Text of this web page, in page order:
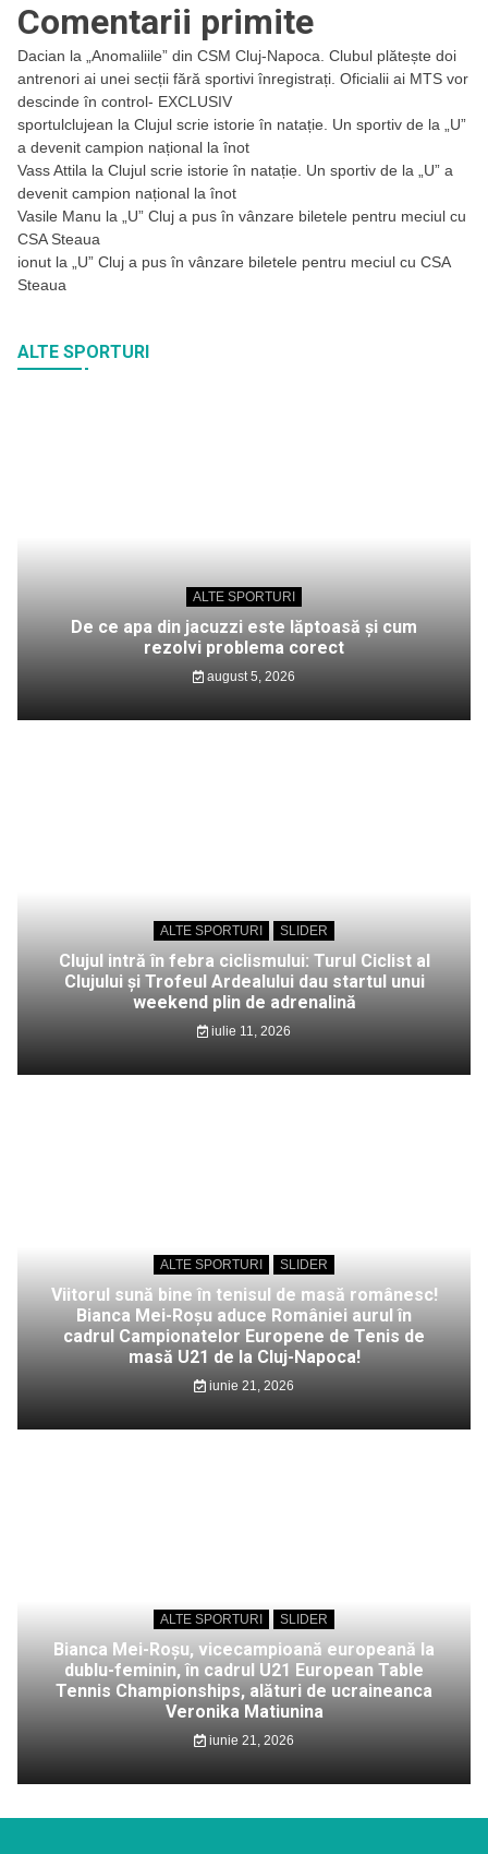
Comentarii primite
Dacian la
„Anomaliile” din CSM Cluj-Napoca. Clubul plătește doi
antrenori ai unei secții fără sportivi înregistrați. Oficialii ai MTS vor
descinde în control- EXCLUSIV
sportulclujean la Clujul scrie istorie în natație. Un sportiv de la „U”
a devenit campion național la înot
Vass Attila la Clujul scrie istorie în natație. Un sportiv de la „U” a
devenit campion național la înot
Vasile Manu la
„U” Cluj a pus în vânzare biletele pentru meciul cu
CSA Steaua
ionut la
„U” Cluj a pus în vânzare biletele pentru meciul cu CSA
Steaua
ALTE SPORTURI
ALTE SPORTURI
De ce apa din jacuzzi este lăptoasă și cum
rezolvi problema corect
august 5, 2026
ALTE SPORTURI SLIDER
Clujul intră în febra ciclismului: Turul Ciclist al
Clujului și Trofeul Ardealului dau startul unui
weekend plin de adrenalină
iulie 11, 2026
ALTE SPORTURI SLIDER
Viitorul sună bine în tenisul de masă românesc!
Bianca Mei-Roșu aduce României aurul în
cadrul Campionatelor Europene de Tenis de
masă U21 de la Cluj-Napoca!
iunie 21, 2026
ALTE SPORTURI SLIDER
Bianca Mei-Roșu, vicecampioană europeană la
dublu-feminin, în cadrul U21 European Table
Tennis Championships, alături de ucraineanca
Veronika Matiunina
iunie 21, 2026